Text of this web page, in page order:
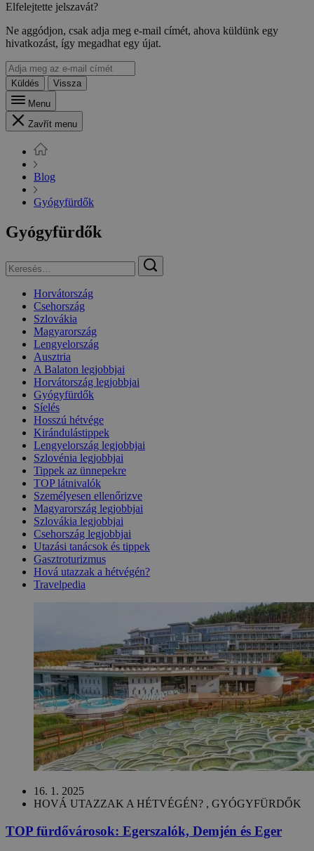
Elfelejtette jelszavát?
Ne aggódjon, csak adja meg e-mail címét, ahova küldünk egy
hivatkozást, így megadhat egy újat.
Küldés
Vissza
Menu
Zavřít menu
Blog
Gyógyfürdők
Gyógyfürdők
Horvátország
Csehország
Szlovákia
Magyarország
Lengyelország
Ausztria
A Balaton legjobbjai
Horvátország legjobbjai
Gyógyfürdők
Síelés
Hosszú hétvége
Kirándulástippek
Lengyelország legjobbjai
Szlovénia legjobbjai
Tippek az ünnepekre
TOP látnivalók
Személyesen ellenőrizve
Magyarország legjobbjai
Szlovákia legjobbjai
Csehország legjobbjai
Utazási tanácsok és tippek
Gasztroturizmus
Hová utazzak a hétvégén?
Travelpedia
16. 1. 2025
HOVÁ UTAZZAK A HÉTVÉGÉN? , GYÓGYFÜRDŐK
TOP fürdővárosok: Egerszalók, Demjén és Eger